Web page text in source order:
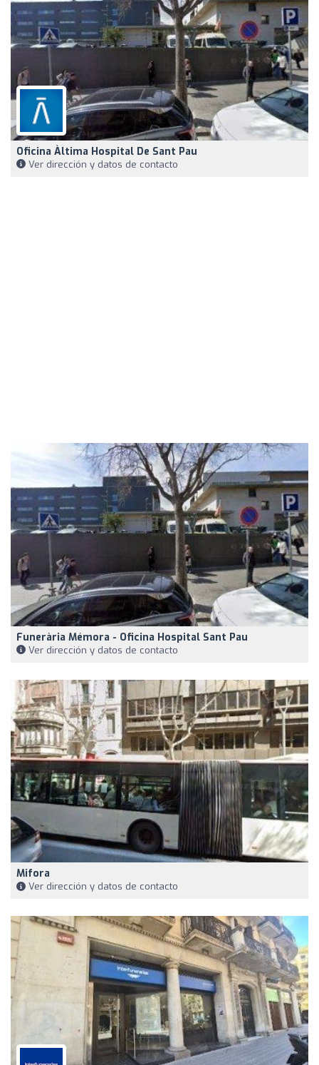
Oficina Àltima Hospital De Sant Pau
Ver dirección y datos de contacto
Funerària Mémora - Oficina Hospital Sant Pau
Ver dirección y datos de contacto
Mifora
Ver dirección y datos de contacto